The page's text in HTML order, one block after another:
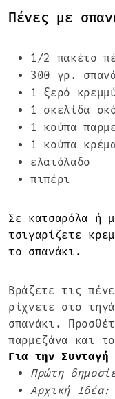
Πένες με
1/2 πακέτο
300 γρ.
1 ξερό
1 σκελίδα
1 κούπα
1 κούπα
ελαιόλαδο
πιπέρι
Σε κατσαρόλα ή
τσιγαρίζετε
το σπανάκι.
Βράζετε τις
ρίχνετε στο
σπανάκι.
παρμεζάνα και
Για την Συνταγή
Πρώτη
Αρχική Ιδέα: